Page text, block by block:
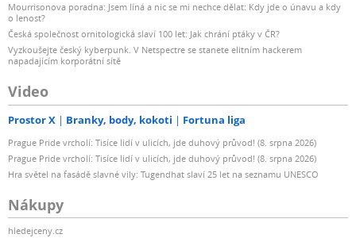
Mourrisonova poradna: Jsem líná a nic se mi nechce dělat: Kdy jde o únavu a kdy
o lenost?
Česká společnost ornitologická slaví 100 let: Jak chrání ptáky v ČR?
Vyzkoušejte český kyberpunk. V Netspectre se stanete elitním hackerem
napadajícím korporátní sítě
Video
Prostor X Branky, body, kokoti Fortuna liga
Prague Pride vrcholí: Tisíce lidí v ulicích, jde duhový průvod! (8. srpna 2026)
Prague Pride vrcholí: Tisíce lidí v ulicích, jde duhový průvod! (8. srpna 2026)
Hra světel na fasádě slavné vily: Tugendhat slaví 25 let na seznamu UNESCO
Nákupy
hledejceny.cz